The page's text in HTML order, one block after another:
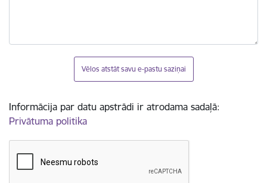
Vēlos atstāt savu e-pastu saziņai
Informācija par datu apstrādi ir atrodama sadaļā:
Privātuma politika